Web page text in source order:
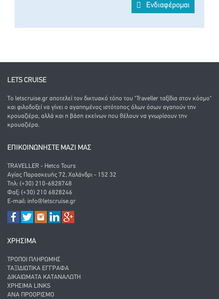
Ενδιαφέρομαι
LETS CRUISE
Το letscruise.gr αποτελεί τον δικτυακό τόπο του "Traveller ταξίδια στον κόσμο"
και φιλοδοξεί να γίνει ο αγαπημένος ιστότοπος όλων όσων αγαπούν την
κρουαζιέρα, αλλά και η βάση εκείνων που θέλουν να γνωρίσουν την
κρουαζιέρα.
ΕΠΙΚΟΙΝΩΝΗΣΤΕ ΜΑΖΙ ΜΑΣ
TRAVELLER - Hetco Tours
Αγίας Παρασκευής 72, Χαλάνδρι - 152 32
Τηλ: (+30) 210-6828748
Φαξ: (+30) 210 6828246
E-mail: info@letscruise.gr
ΧΡΗΣΙΜΑ
ΤΡΌΠΟΙ ΠΛΗΡΩΜΉΣ
ΤΑΞΙΔΙΩΤΙΚΆ ΈΓΓΡΑΦΑ
ΔΙΚΑΙΏΜΑΤΑ ΚΑΤΑΝΑΛΩΤΉ
ΧΡΉΣΙΜΑ LINKS
ΑΝΑ ΠΡΟΟΡΙΣΜΌ